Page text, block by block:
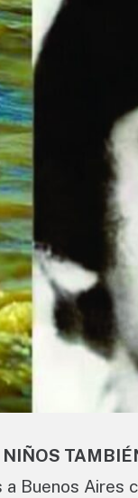
NIÑOS
Buenos Aires